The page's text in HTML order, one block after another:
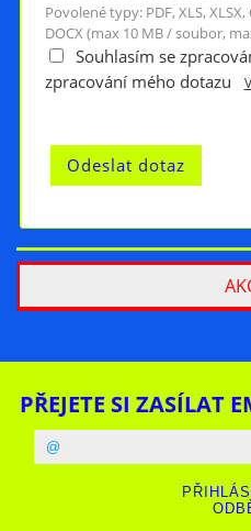
Povolené typy: PDF, XLS, XLSX,
DOCX (max 10 MB / soubor,
Souhlasím se
zpracování mého dotazu
PŘEJETE SI ZASÍLAT